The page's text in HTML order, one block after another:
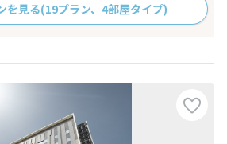
を見る(19プラン、4部屋タイプ)